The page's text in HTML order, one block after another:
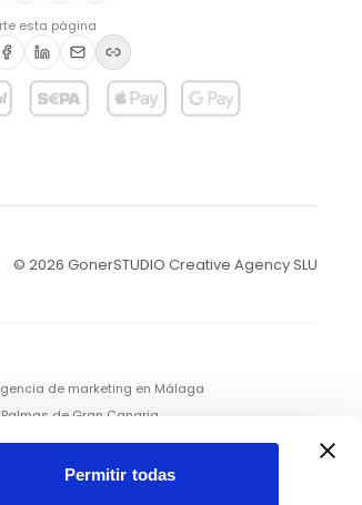
Permitir todas
esta página
© 2026 GonerSTUDIO Creative Agency SLU
de marketing en Málaga
de Gran Canaria
Inc.
de